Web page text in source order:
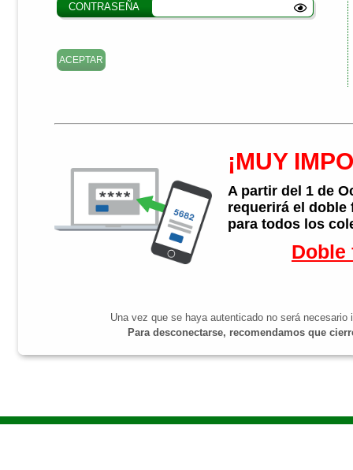
CONTRASEÑA
¡MUY
A partir del 1 de
requerirá el
para todos los
Doble
Una vez que se haya autenticado no será
Para desconectarse, recomendamos que